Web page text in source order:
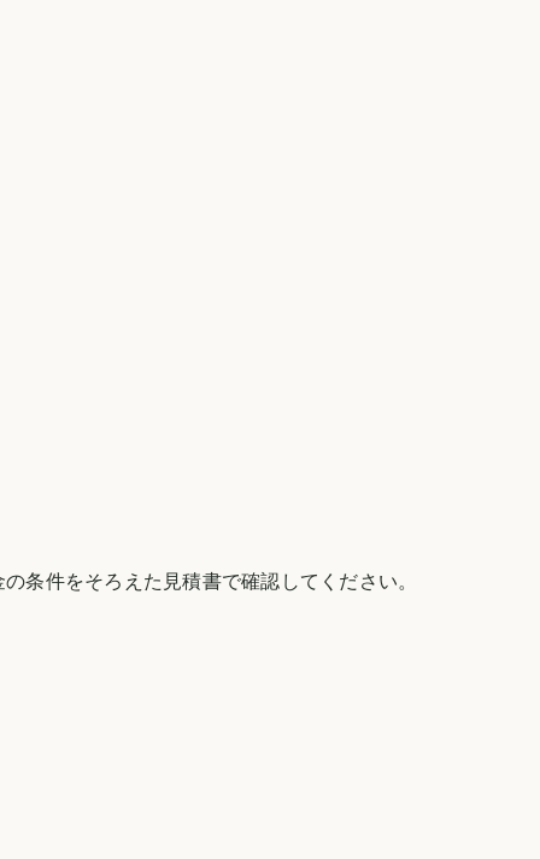
条件をそろえた見積書で確認してください。